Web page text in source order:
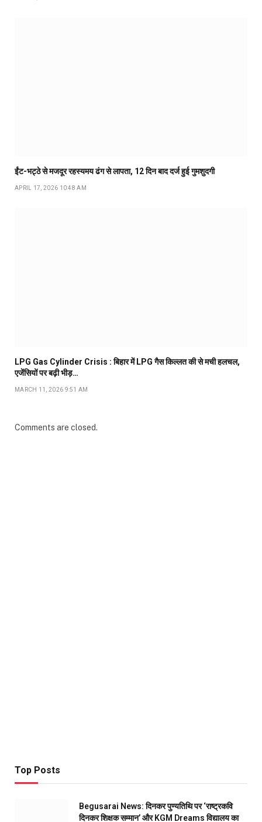
ईंट-भट्ठे से मजदूर रहस्यमय ढंग से लापता, 12 दिन बाद दर्ज हुई गुमशुदगी
APRIL 17, 2026 10:48 AM
LPG Gas Cylinder Crisis : बिहार में LPG गैस किल्लत की से मची हलचल,
एजेंसियों पर बढ़ी भीड़…
MARCH 11, 2026 9:51 AM
Comments are closed.
Top Posts
Begusarai News: दिनकर पुण्यतिथि पर ‘राष्ट्रकवि
दिनकर शिक्षक सम्मान’ और KGM Dreams विद्यालय का